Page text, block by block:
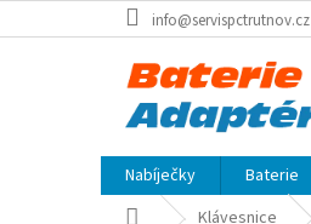
na
info@servispctrutnov.cz
Nabíječky Baterie
Domů Klávesnice